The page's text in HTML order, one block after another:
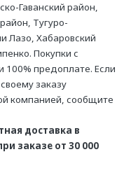
Гаванский район,
Тугуро-
Лазо, Хабаровский
Покупки с
100% предоплате. Если
заказу
компанией, сообщите
доставка в
заказе от 30 000